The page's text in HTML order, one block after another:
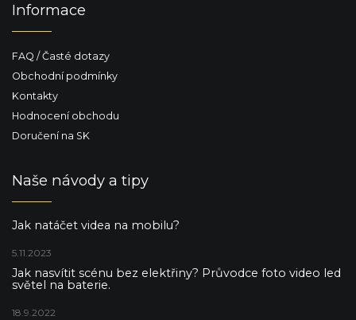
Informace
FAQ / Časté dotazy
Obchodní podmínky
Kontakty
Hodnocení obchodu
Doručení na SK
Naše návody a tipy
Jak natáčet videa na mobilu?
5.11.2023
Jak nasvítit scénu bez elektřiny? Průvodce foto video led
světel na baterie.
18.9.2022